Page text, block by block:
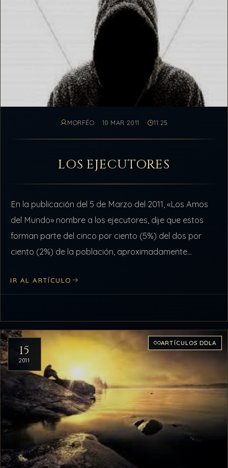
MORFÉO 10 MAR 2011 11:25
LOS EJECUTORES
En la publicación del 5 de Marzo del 2011, «Los Amos
del Mundo» nombre a los ejecutores, dije que estos
forman parte del cinco por ciento (5%) del dos por
ciento (2%) de la población, aproximadamente…
IR AL ARTÍCULO
15
2011
ARTÍCULOS DDLA